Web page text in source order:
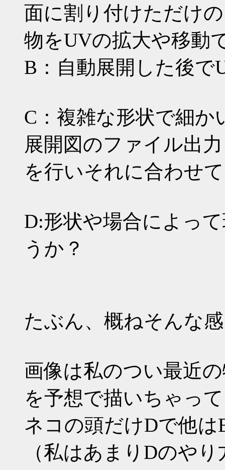
面に割り付けただけの
物をUVの拡大や移動
B：自動展開した後で
C：複雑な形状で細
展開図のファイル出力
を行いそれに合わせ
D:形状や場合によっ
うか？
たぶん、概ねそんな
画像は私のつい最近
を予想で描いちゃっ
ネコの頭だけDで他
（私はあまりDのや